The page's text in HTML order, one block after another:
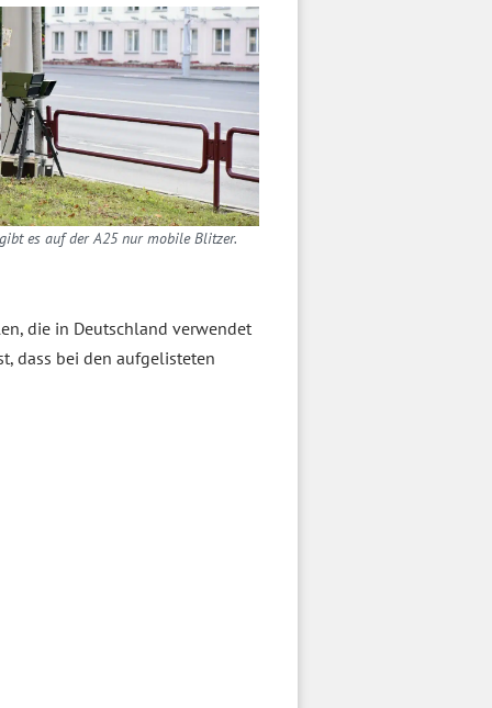
es auf der A25 nur mobile Blitzer.
die in Deutschland verwendet
dass bei den aufgelisteten